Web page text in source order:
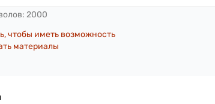
2000
чтобы иметь возможность
материалы